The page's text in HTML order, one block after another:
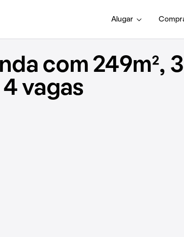
Alugar
com 249m², 3
vagas